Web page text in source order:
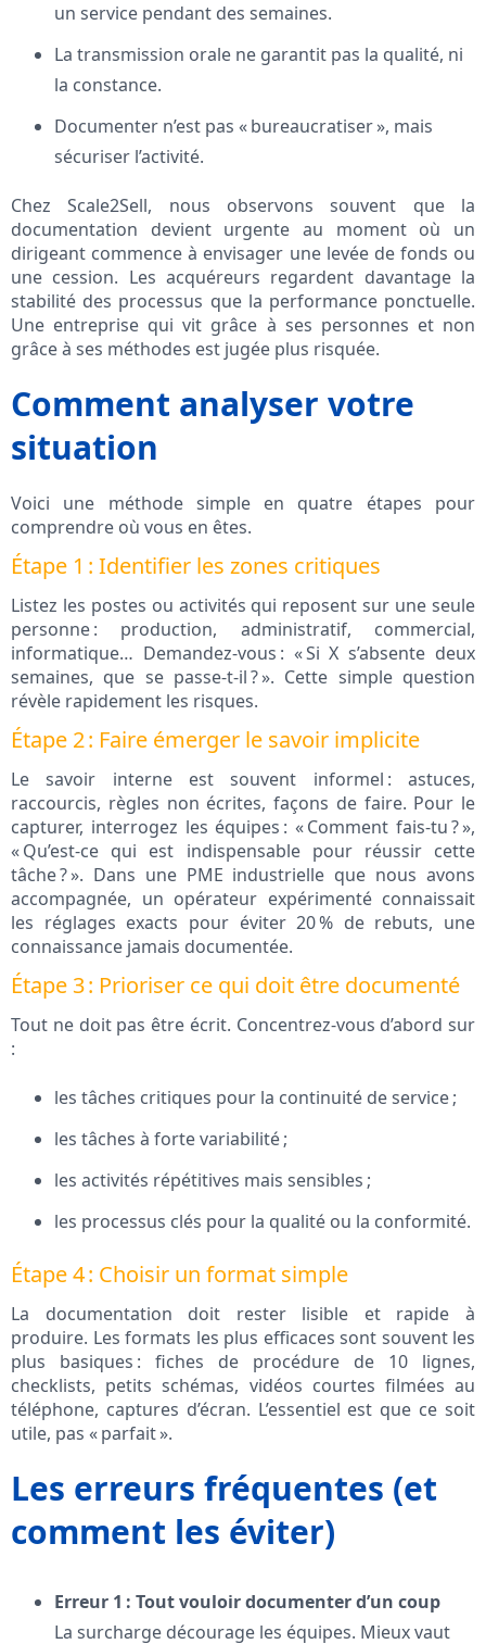
un service pendant des semaines.
La transmission orale ne garantit pas la qualité, ni
la constance.
Documenter n’est pas « bureaucratiser », mais
sécuriser l’activité.
Chez Scale2Sell, nous observons souvent que la
documentation devient urgente au moment où un
dirigeant commence à envisager une levée de fonds ou
une cession. Les acquéreurs regardent davantage la
stabilité des processus que la performance ponctuelle.
Une entreprise qui vit grâce à ses personnes et non
grâce à ses méthodes est jugée plus risquée.
Comment analyser votre
situation
Voici une méthode simple en quatre étapes pour
comprendre où vous en êtes.
Étape 1 : Identifier les zones critiques
Listez les postes ou activités qui reposent sur une seule
personne : production, administratif, commercial,
informatique… Demandez-vous : « Si X s’absente deux
semaines, que se passe-t-il ? ». Cette simple question
révèle rapidement les risques.
Étape 2 : Faire émerger le savoir implicite
Le savoir interne est souvent informel : astuces,
raccourcis, règles non écrites, façons de faire. Pour le
capturer, interrogez les équipes : « Comment fais-tu ? »,
« Qu’est-ce qui est indispensable pour réussir cette
tâche ? ». Dans une PME industrielle que nous avons
accompagnée, un opérateur expérimenté connaissait
les réglages exacts pour éviter 20 % de rebuts, une
connaissance jamais documentée.
Étape 3 : Prioriser ce qui doit être documenté
Tout ne doit pas être écrit. Concentrez-vous d’abord sur
:
les tâches critiques pour la continuité de service ;
les tâches à forte variabilité ;
les activités répétitives mais sensibles ;
les processus clés pour la qualité ou la conformité.
Étape 4 : Choisir un format simple
La documentation doit rester lisible et rapide à
produire. Les formats les plus efficaces sont souvent les
plus basiques : fiches de procédure de 10 lignes,
checklists, petits schémas, vidéos courtes filmées au
téléphone, captures d’écran. L’essentiel est que ce soit
utile, pas « parfait ».
Les erreurs fréquentes (et
comment les éviter)
Erreur 1 : Tout vouloir documenter d’un coup
La surcharge décourage les équipes. Mieux vaut